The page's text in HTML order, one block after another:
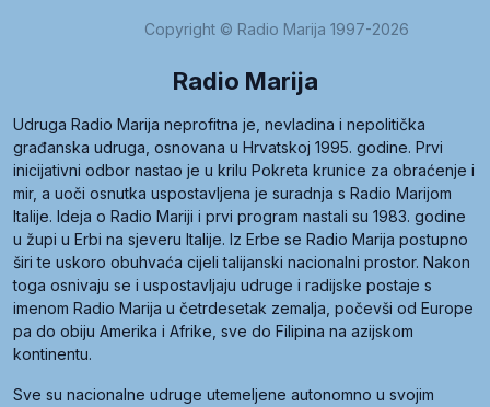
Copyright © Radio Marija 1997-2026
Radio Marija
Udruga Radio Marija neprofitna je, nevladina i nepolitička
građanska udruga, osnovana u Hrvatskoj 1995. godine. Prvi
inicijativni odbor nastao je u krilu Pokreta krunice za obraćenje i
mir, a uoči osnutka uspostavljena je suradnja s Radio Marijom
Italije. Ideja o Radio Mariji i prvi program nastali su 1983. godine
u župi u Erbi na sjeveru Italije. Iz Erbe se Radio Marija postupno
širi te uskoro obuhvaća cijeli talijanski nacionalni prostor. Nakon
toga osnivaju se i uspostavljaju udruge i radijske postaje s
imenom Radio Marija u četrdesetak zemalja, počevši od Europe
pa do obiju Amerika i Afrike, sve do Filipina na azijskom
kontinentu.
Sve su nacionalne udruge utemeljene autonomno u svojim